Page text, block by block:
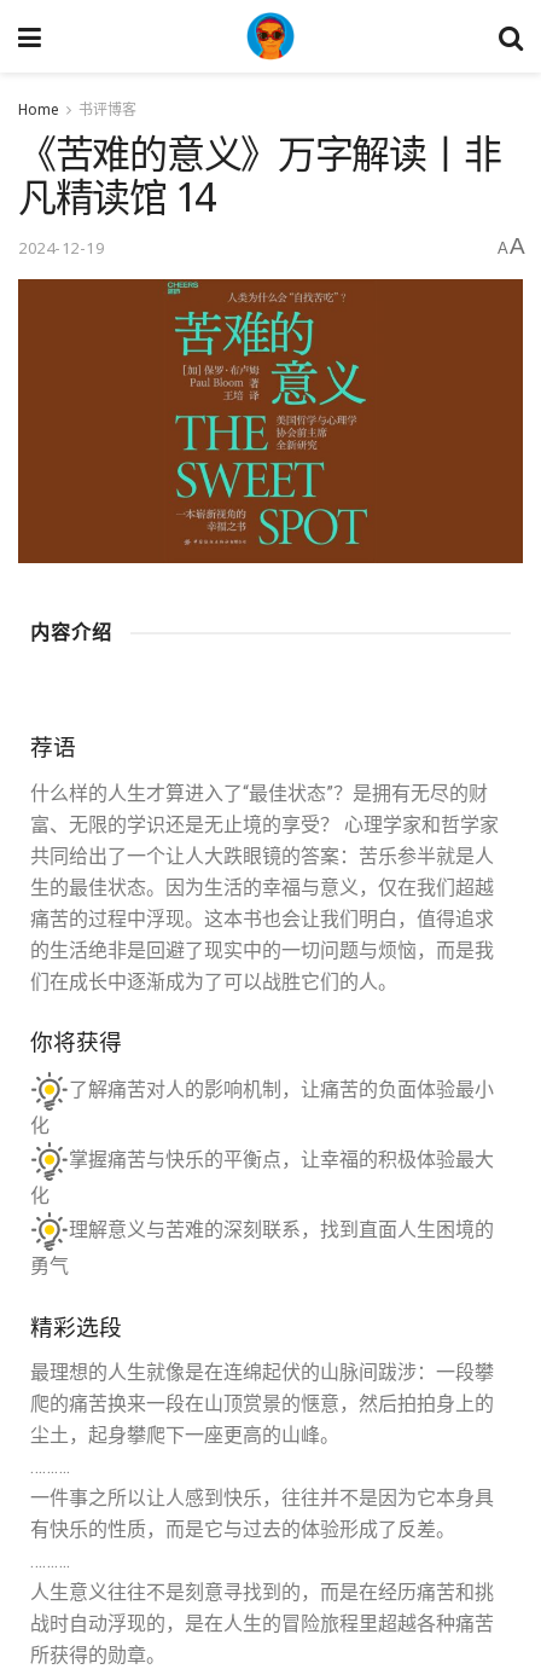
Home 书评博客
《苦难的意义》万字解读丨非
凡精读馆 14
2024-12-19 AA
内容介绍
荐语
什么样的人生才算进入了“最佳状态”？是拥有无尽的财
富、无限的学识还是无止境的享受？ 心理学家和哲学家
共同给出了一个让人大跌眼镜的答案：苦乐参半就是人
生的最佳状态。因为生活的幸福与意义，仅在我们超越
痛苦的过程中浮现。这本书也会让我们明白，值得追求
的生活绝非是回避了现实中的一切问题与烦恼，而是我
们在成长中逐渐成为了可以战胜它们的人。
你将获得
了解痛苦对人的影响机制，让痛苦的负面体验最小
化
掌握痛苦与快乐的平衡点，让幸福的积极体验最大
化
理解意义与苦难的深刻联系，找到直面人生困境的
勇气
精彩选段
最理想的人生就像是在连绵起伏的山脉间跋涉：一段攀
爬的痛苦换来一段在山顶赏景的惬意，然后拍拍身上的
尘土，起身攀爬下一座更高的山峰。
……….
一件事之所以让人感到快乐，往往并不是因为它本身具
有快乐的性质，而是它与过去的体验形成了反差。
……….
人生意义往往不是刻意寻找到的，而是在经历痛苦和挑
战时自动浮现的，是在人生的冒险旅程里超越各种痛苦
所获得的勋章。